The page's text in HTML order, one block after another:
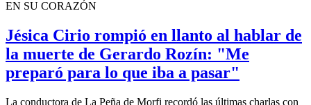
EN SU CORAZÓN
Jésica Cirio rompió en llanto al hablar de
la muerte de Gerardo Rozín: "Me
preparó para lo que iba a pasar"
La conductora de La Peña de Morfi recordó las últimas charlas con